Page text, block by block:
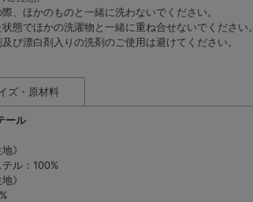
際、ほかのものと一緒に洗わないでください。
状態でほかの洗濯物と一緒に重ね合せないでください。
及び漂白剤入りの洗剤のご使用は避けてください。
ズ・原材料
ール
》
ル：100%
》